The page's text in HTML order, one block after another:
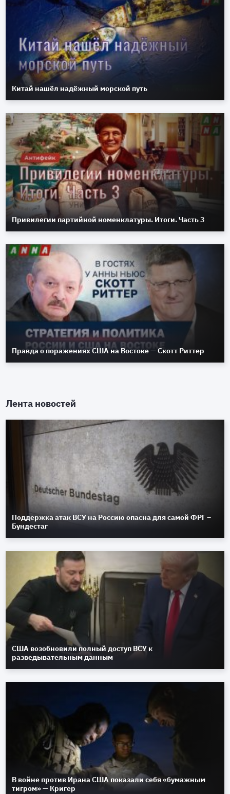
Китай нашёл надёжный морской путь
Привилегии партийной номенклатуры. Итоги. Часть 3
Правда о поражениях США на Востоке — Скотт Риттер
Лента новостей
Поддержка атак ВСУ на Россию опасна для самой ФРГ –
Бундестаг
США возобновили полный доступ ВСУ к
разведывательным данным
В войне против Ирана США показали себя «бумажным
тигром» — Кригер